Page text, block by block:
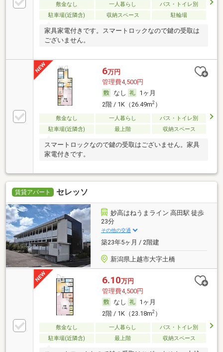
敷金なし 一人暮らし
バス・トイレ別
駐車場(近隣含)
収納スペース 駐輪場
家具家電付きです。スマートロックなので鍵の受取は
ございません。
6万円
管理費4,500円
なし
1ヶ月
2階 / 1K（26.49m2）
敷金なし 一人暮らし
バス・トイレ別
駐車場(近隣含)
最上階 収納スペース
スマートロックなので鍵の受取はございません。家具
家電付きです。
賃貸アパート セレッソ
妙高はねうまライン 高田駅 徒歩
23分
その他の交通
築23年5ヶ月 / 2階建
新潟県上越市大字土橋
6.10万円
管理費4,500円
なし
1ヶ月
2階 / 1K（23.18m2）
敷金なし 一人暮らし
バス・トイレ別
駐車場(近隣含)
最上階 収納スペース